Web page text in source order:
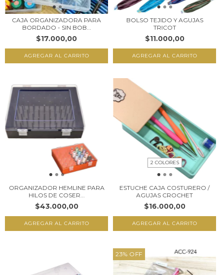
CAJA ORGANIZADORA PARA
BORDADO - SIN BOB...
$17.000,00
BOLSO TEJIDO Y AGUJAS
TRICOT
$11.000,00
AGREGAR AL CARRITO
ORGANIZADOR HEMLINE PARA
HILOS DE COSER...
$43.000,00
2 COLORES
ESTUCHE CAJA COSTURERO /
AGUJAS CROCHET
$16.000,00
AGREGAR AL CARRITO
23% OFF